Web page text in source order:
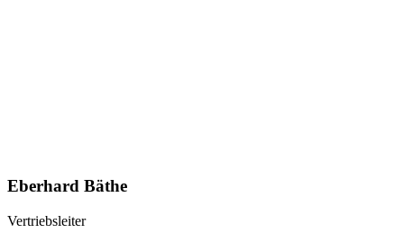
Eberhard Bäthe
Vertriebsleiter